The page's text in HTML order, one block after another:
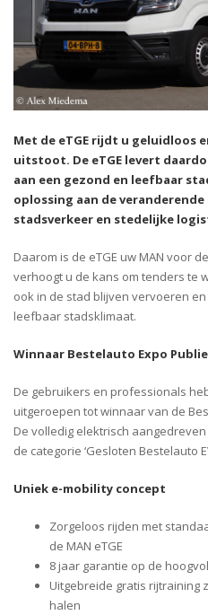
Met de eTGE rijdt u geluidloos
uitstoot. De eTGE levert
aan een gezond en leefbaar
oplossing aan de
stadsverkeer en stedelijke
Daarom is de eTGE uw MAN voor
verhoogt u de kans om tenders te
ook in de stad blijven vervoeren
leefbaar stadsklimaat.
Winnaar Bestelauto Expo
De gebruikers en professionals
uitgeroepen tot winnaar van de
De volledig elektrisch
de categorie ‘Gesloten Bestelauto
Uniek e-mobility concept
Zorgeloos rijden met
de MAN eTGE
8 jaar garantie op de
Uitgebreide gratis rijtraining
halen